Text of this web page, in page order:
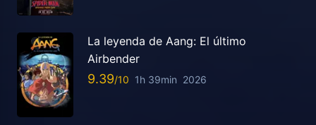
La leyenda de Aang: El último
Airbender
9.39 1h 39min 2026